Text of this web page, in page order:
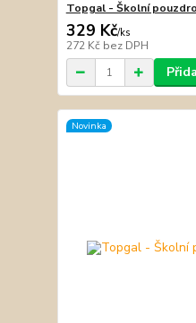
Topgal - Školní pouzdro
329 Kč/ks
272 Kč bez DPH
Novinka